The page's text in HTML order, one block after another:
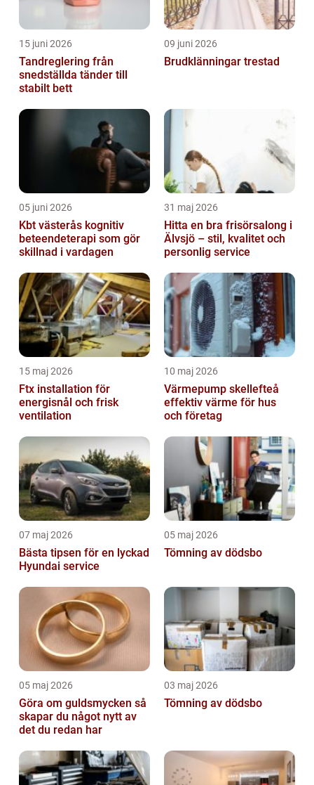
15 juni 2026
Tandreglering från
snedställda tänder till
stabilt bett
09 juni 2026
Brudklänningar trestad
05 juni 2026
Kbt västerås kognitiv
beteendeterapi som gör
skillnad i vardagen
31 maj 2026
Hitta en bra frisörsalong i
Älvsjö – stil, kvalitet och
personlig service
15 maj 2026
Ftx installation för
energisnål och frisk
ventilation
10 maj 2026
Värmepump skellefteå
effektiv värme för hus
och företag
07 maj 2026
Bästa tipsen för en lyckad
Hyundai service
05 maj 2026
Tömning av dödsbo
05 maj 2026
Göra om guldsmycken så
skapar du något nytt av
det du redan har
03 maj 2026
Tömning av dödsbo